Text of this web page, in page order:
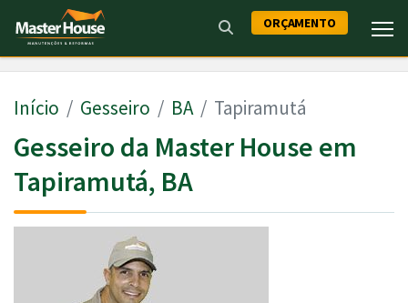
ORÇAMENTO
Início Gesseiro BA Tapiramutá
Gesseiro da Master House em
Tapiramutá, BA